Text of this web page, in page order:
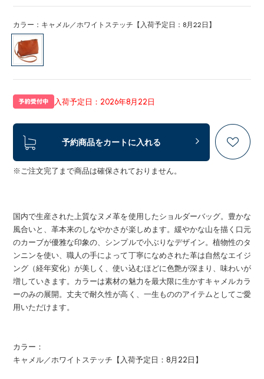
カラー：キャメル／ホワイトステッチ【入荷予定日：8月22日】
入荷予定日：2026年8月22日
予約商品をカートに入れる
※ご注文完了まで商品は確保されておりません。
国内で生産された上質なヌメ革を使用したショルダーバッグ。豊かな
風合いと、革本来のしなやかさが楽しめます。緩やかな山を描く口元
のカーブが優雅な印象の、シンプルで小ぶりなデザイン。植物性のタ
ンニンを使い、職人の手によって丁寧になめされた革は自然なエイジ
ング（経年変化）が美しく、使い込むほどに色艶が深まり、味わいが
増していきます。カラーは素材の魅力を最大限に生かすキャメルカラ
ーのみの展開。丈夫で耐久性が高く、一生もののアイテムとしてご愛
用いただけます。
カラー：
キャメル／ホワイトステッチ【入荷予定日：8月22日】